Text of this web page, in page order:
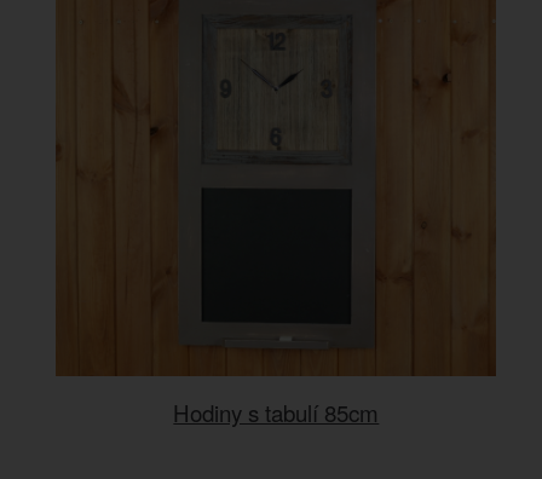
Hodiny s tabulí 85cm